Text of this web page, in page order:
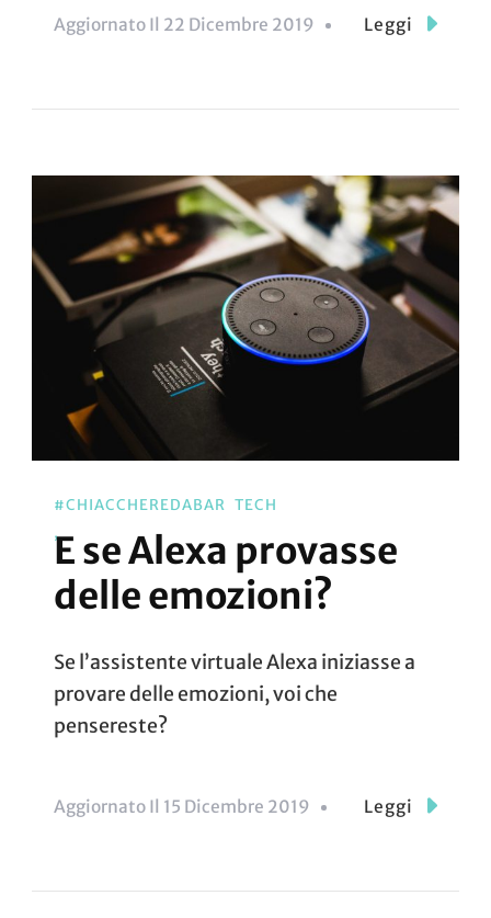
Aggiornato Il 22 Dicembre 2019 Leggi
#CHIACCHEREDABAR TECH
E se Alexa provasse
delle emozioni?
Se l’assistente virtuale Alexa iniziasse a
provare delle emozioni, voi che
pensereste?
Aggiornato Il 15 Dicembre 2019 Leggi